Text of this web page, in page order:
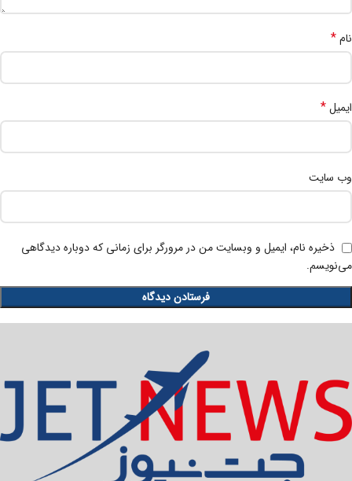
نام*
ایمیل*
وب‌ سایت
ذخیره نام، ایمیل و وبسایت من در مرورگر برای زمانی که دوباره دیدگاهی
می‌نویسم.